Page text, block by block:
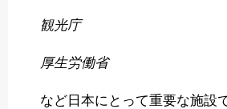
観光庁
厚生労働省
など日本にとって重要な施設